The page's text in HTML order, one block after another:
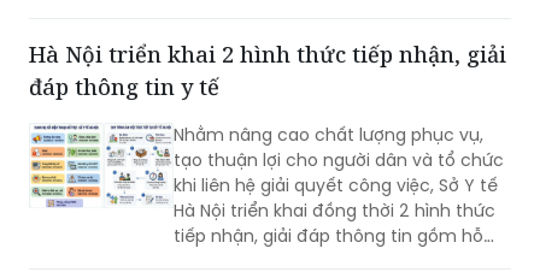
Hà Nội triển khai 2 hình thức tiếp nhận, giải
đáp thông tin y tế
Nhằm nâng cao chất lượng phục vụ,
tạo thuận lợi cho người dân và tổ chức
khi liên hệ giải quyết công việc, Sở Y tế
Hà Nội triển khai đồng thời 2 hình thức
tiếp nhận, giải đáp thông tin gồm hỗ